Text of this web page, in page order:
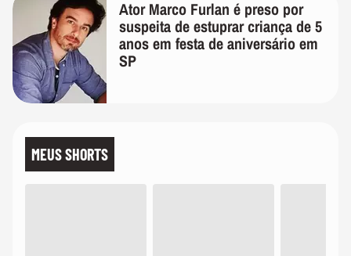
Ator Marco Furlan é preso por
suspeita de estuprar criança de 5
anos em festa de aniversário em
SP
MEUS SHORTS